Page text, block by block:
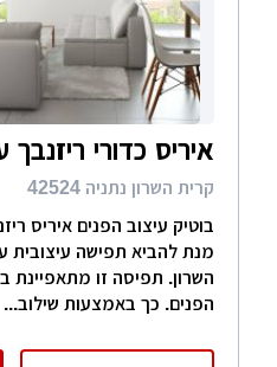
איריס כדורי ריזנבך
קרית השרון נתניה 42524
בוטיק עיצוב הפנים איריס
מנת להביא תפישה עיצובית
השרון. תפיסה זו מתאפיינת
הפנים. כך באמצעות שילוב...